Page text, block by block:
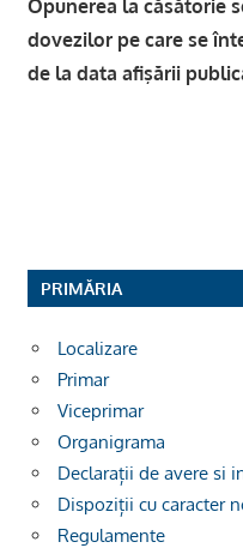
Opunerea la căsătorie
dovezilor pe care se
de la data afişării
Ofiţer de
PRIMĂRIA
Localizare
Primar
Viceprimar
Organigrama
Declarații de avere si
Dispoziții cu caracter
Regulamente